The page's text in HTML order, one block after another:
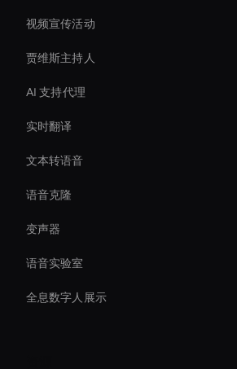
视频宣传活动
贾维斯主持人
AI 支持代理
实时翻译
文本转语音
语音克隆
变声器
语音实验室
全息数字人展示